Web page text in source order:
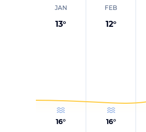
JAN
13°
16°
FEB
12°
16°